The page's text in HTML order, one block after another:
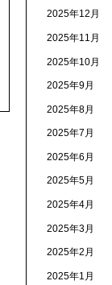
2025年12月
2025年11月
2025年10月
2025年9月
2025年8月
2025年7月
2025年6月
2025年5月
2025年4月
2025年3月
2025年2月
2025年1月